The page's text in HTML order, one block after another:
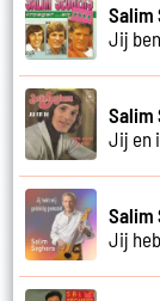
Salim
Jij
Salim
Jij en
Salim
Jij